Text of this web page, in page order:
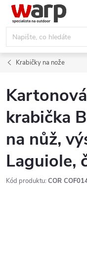
Přejít
obsah
Krabičky na nože
krabička
na nůž,
Laguiole,
Kód produktu: COR